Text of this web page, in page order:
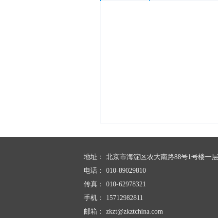
地址：
北京市海淀区农大南路88号1号楼一
电话：
010-89029810
传真：
010-62978321
手机：
15712982811
邮箱：
zkzt@zkztchina.com